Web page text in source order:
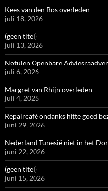
Kees van den Bos overleden
juli 18, 2026
(geen titel)
juli 13, 2026
Notulen Openbare
juli 6, 2026
Margret van Rhijn overleden
juli 4, 2026
Repaircafé ondanks hitte goed
juni 29, 2026
Nederland Tunesië niet in het
juni 22, 2026
(geen titel)
juni 15, 2026